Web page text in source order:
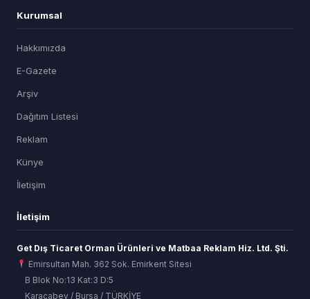
Kurumsal
Hakkımızda
E-Gazete
Arşiv
Dağıtım Listesi
Reklam
Künye
İletişim
İletişim
Get Dış Ticaret Orman Ürünleri ve Matbaa Reklam Hiz. Ltd. Şti.
Emirsultan Mah. 362 Sok. Emirkent Sitesi
B Blok No:13 Kat:3 D:5
Karacabey / Bursa / TÜRKİYE